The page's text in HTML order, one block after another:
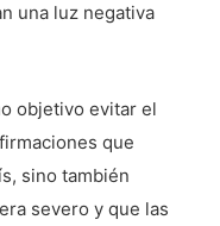
una luz negativa
objetivo evitar el
que
sino también
severo y que las